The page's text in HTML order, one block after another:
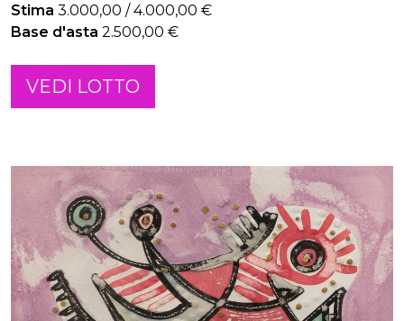
Stima 3.000,00 / 4.000,00 €
Base d'asta 2.500,00 €
VEDI LOTTO